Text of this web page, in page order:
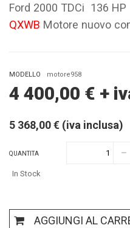
Ford 2000 TDCi 136
QXWB Motore nuovo
MODELLO motore958
4 400,00 € +
5 368,00 € (iva inclusa)
QUANTITA
In Stock
AGGIUNGI AL